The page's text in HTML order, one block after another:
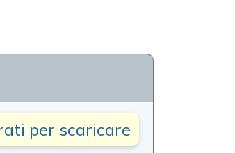
per scaricare